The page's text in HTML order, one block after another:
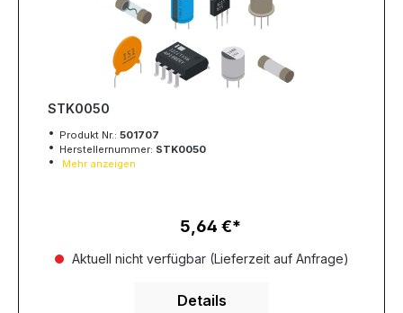
STK0050
Produkt Nr.: 501707
Herstellernummer: STK0050
Mehr anzeigen
Regulärer Preis:
5,64 €
Aktuell nicht verfügbar (Lieferzeit auf Anfrage)
Details